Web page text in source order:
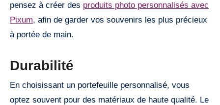
pensez à créer des produits photo personnalisés avec
Pixum, afin de garder vos souvenirs les plus précieux
à portée de main.
Durabilité
En choisissant un portefeuille personnalisé, vous
optez souvent pour des matériaux de haute qualité. Le